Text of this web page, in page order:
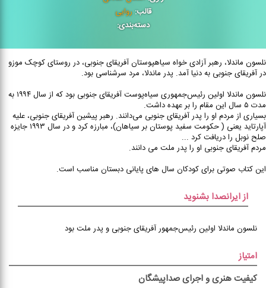
قالب: روایی
دسته‌بندی:
نلسون ماندلا، رهبر آزادی خواه سیاهپوستان آفریقای جنوبی، در روستای کوچک موزو
در آفریقای جنوبی به دنیا آمد. پدر ماندلا، مرد سرشناسی بود.
نلسون ماندلا اولین رئیس‌جمهوری سیاه‌پوست آفریقای جنوبی بود که از سال ۱۹۹۴ به
مدت ۵ سال این مقام را بر عهده داشت.
بسیاری از مردم او را پدر آفریقای جنوبی می‌دانند. رهبر پیشین آفریقای جنوبی، علیه
آپارتاید یعنی ( حکومت سفید پوستان بر سیاهان)، مبارزه کرد و در سال ۱۹۹۳ جایزه
صلح نوبل را دریافت کرد ...
مردم آفریقای جنوبی او را پدر ملت می دانند.
این کتاب صوتی برای کودکان سال های پایانی دبستان مناسب است.
از ایرانصدا بشنوید
نلسون ماندلا اولین رئیس‌جمهور آفریقای جنوبی و پدر ملت بود
امتیاز
کیفیت هنری و اجرای صداپیشگان